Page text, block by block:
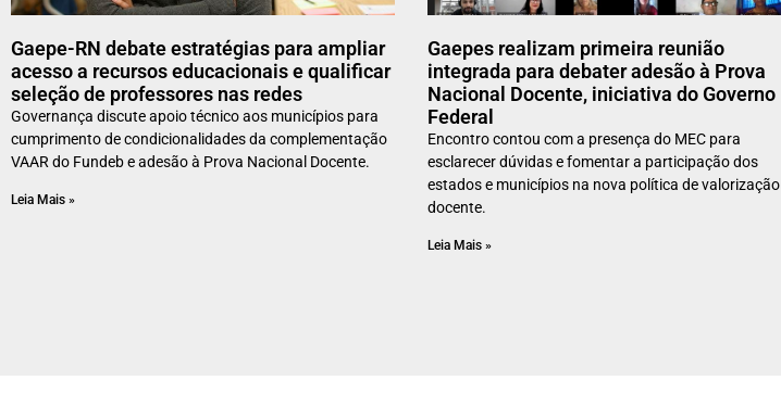
Gaepe-RN debate estratégias para ampliar
acesso a recursos educacionais e qualificar
seleção de professores nas redes
Governança discute apoio técnico aos municípios para
cumprimento de condicionalidades da complementação
VAAR do Fundeb e adesão à Prova Nacional Docente.
Leia Mais »
Gaepes realizam primeira reunião
integrada para debater adesão à Prova
Nacional Docente, iniciativa do Governo
Federal
Encontro contou com a presença do MEC para
esclarecer dúvidas e fomentar a participação dos
estados e municípios na nova política de valorização
docente.
Leia Mais »